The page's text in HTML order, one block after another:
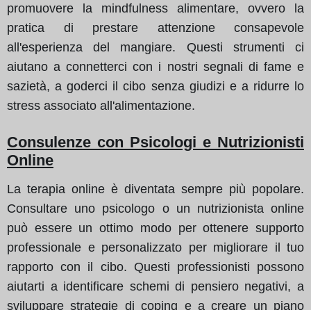
promuovere la mindfulness alimentare, ovvero la
pratica di prestare attenzione consapevole
all'esperienza del mangiare. Questi strumenti ci
aiutano a connetterci con i nostri segnali di fame e
sazietà, a goderci il cibo senza giudizi e a ridurre lo
stress associato all'alimentazione.
Consulenze con Psicologi e Nutrizionisti
Online
La terapia online è diventata sempre più popolare.
Consultare uno psicologo o un nutrizionista online
può essere un ottimo modo per ottenere supporto
professionale e personalizzato per migliorare il tuo
rapporto con il cibo. Questi professionisti possono
aiutarti a identificare schemi di pensiero negativi, a
sviluppare strategie di coping e a creare un piano